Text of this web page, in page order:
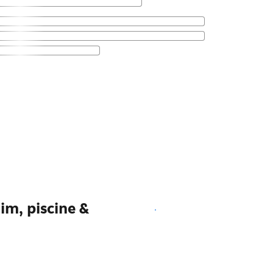
piscine &
Voir les disponibilités